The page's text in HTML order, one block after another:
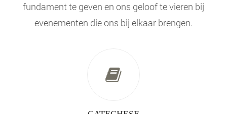
fundament te geven en ons geloof te vieren bij
evenementen die ons bij elkaar brengen.